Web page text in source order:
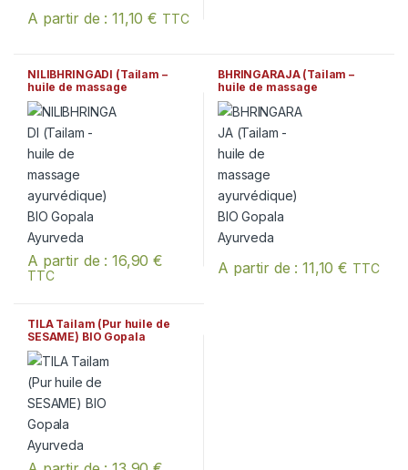
A partir de :11,10€ TTC
NILIBHRINGADI (Tailam –
huile de massage
ayurvédique) BIO Gopala
Ayurveda
A partir de :16,90€
TTC
Ce produit a plusieurs variations. Les options peuvent être
BHRINGARAJA (Tailam –
huile de massage
ayurvédique) BIO Gopala
Ayurveda
A partir de :11,10€ TTC
TILA Tailam (Pur huile de
SESAME) BIO Gopala
Ayurveda